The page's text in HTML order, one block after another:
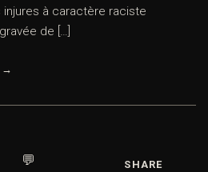
à caractère raciste
de […]
💬 SHARE